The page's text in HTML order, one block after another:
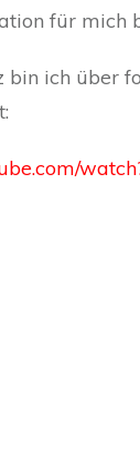
für mich
bin ich über